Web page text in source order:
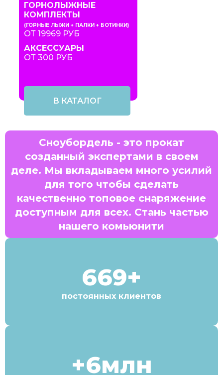
ГОРНОЛЫЖНЫЕ
КОМПЛЕКТЫ
(ГОРНЫЕ ЛЫЖИ + ПАЛКИ + БОТИНКИ)
ОТ 19969 РУБ
АКСЕССУАРЫ
ОТ 300 РУБ
В КАТАЛОГ
Сноубордель - это прокат
созданный экспертами в своем
деле. Мы вкладываем много усилий
для того чтобы сделать
качественно топовое снаряжение
доступным для всех. Стань частью
нашего комьюнити
669+
постоянных клиентов
+6млн